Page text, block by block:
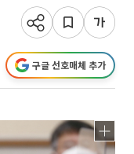
구글 선호매체 추가